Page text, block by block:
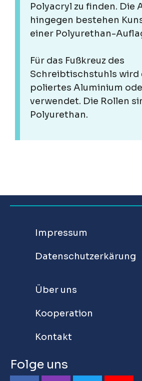
Polyacryl zu finden. Die
hingegen bestehen
einer Polyurethan-
Für das Fußkreuz des
Schreibtischstuhls wird
poliertes Aluminium
verwendet. Die Rollen
Polyurethan.
Impressum
Datenschutzerkärung
Über uns
Kooperation
Kontakt
Folge uns